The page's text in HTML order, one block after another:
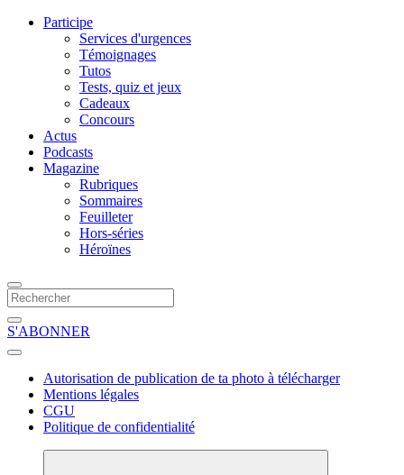
Participe
Services d'urgences
Témoignages
Tutos
Tests, quiz et jeux
Cadeaux
Concours
Actus
Podcasts
Magazine
Rubriques
Sommaires
Feuilleter
Hors-séries
Héroïnes
S'ABONNER
Autorisation de publication de ta photo à télécharger
Mentions légales
CGU
Politique de confidentialité